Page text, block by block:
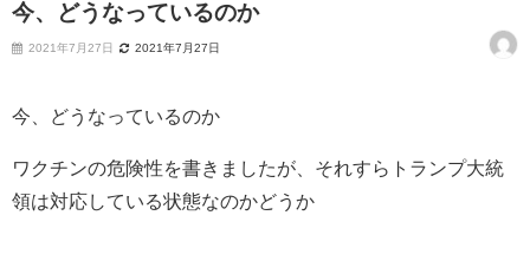
今、どうなっているのか
2021年7月27日 2021年7月27日
今、どうなっているのか
ワクチンの危険性を書きましたが、それすらトランプ大統
領は対応している状態なのかどうか